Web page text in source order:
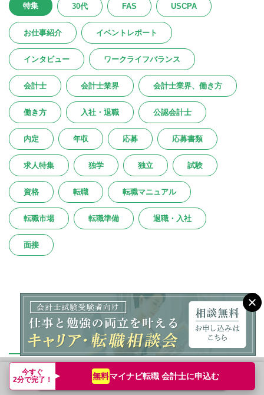
今すぐ
2分で完了！
無料マイナビ転職 会計士に申込む
簡単無料 転職支援サービス申込み
特集 30代 FAS USCPA
お仕事紹介 イベントレポート
インタビュー ワークライフバランス
会計士 会計士業界 会計士業界、働き方
働き方 入社・退職 公認会計士
内定 年収 応募 応募書類
求人特集 独学 独立 試験
資格 転職 転職マニュアル
転職市場 転職準備 退職・入社
面接
注目コンテンツ
転職成功事例